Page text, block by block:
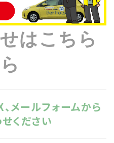
はこちら
メールフォームから
ください